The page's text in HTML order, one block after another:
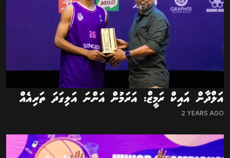
އަލްދާން އައިކް ރަމީޒް: އަރަމުން އަންނަ އަލިގަދަ ތަރިއެއް
2 YEARS AGO